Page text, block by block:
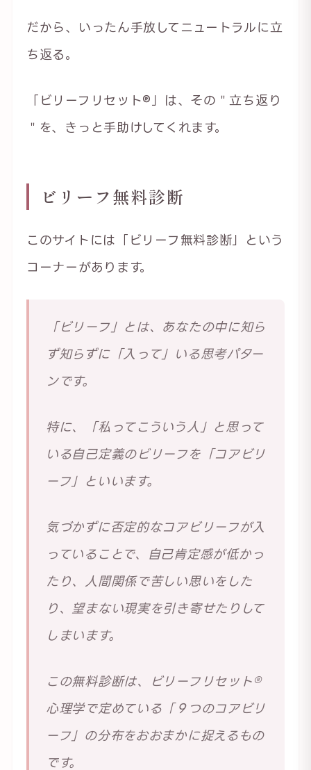
だから、いったん手放してニュートラルに立
ち返る。
「ビリーフリセット®」は、その＂立ち返り
＂を、きっと手助けしてくれます。
ビリーフ無料診断
このサイトには「ビリーフ無料診断」という
コーナーがあります。
「ビリーフ」とは、あなたの中に知ら
ず知らずに「入って」いる思考パター
ンです。
特に、「私ってこういう人」と思って
いる自己定義のビリーフを「コアビリ
ーフ」といいます。
気づかずに否定的なコアビリーフが入
っていることで、自己肯定感が低かっ
たり、人間関係で苦しい思いをした
り、望まない現実を引き寄せたりして
しまいます。
この無料診断は、ビリーフリセット®︎
心理学で定めている「９つのコアビリ
ーフ」の分布をおおまかに捉えるもの
です。